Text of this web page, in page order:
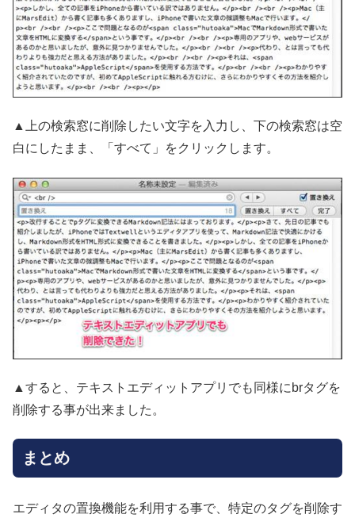
▲上の検索窓に削除したい文字を入力し、下の検索窓は空
白にしたまま、「すべて」をクリックします。
▲すると、テキストエディットアプリでも同様にbrタグを
削除する事が出来ました。
まとめ
エディタの置換機能を利用する事で、特定のタグを削除す